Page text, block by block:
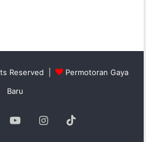
Reserved |
Permotoran Gaya
Baru
YouTubeInstagram